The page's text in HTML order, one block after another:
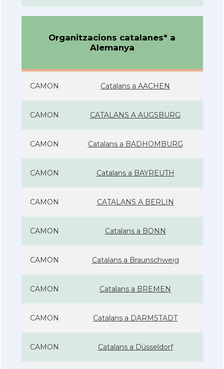
Organitzacions catalanes* a
Alemanya
CAMON Catalans a AACHEN
CAMON CATALANS A AUGSBURG
CAMON Catalans a BADHOMBURG
CAMON Catalans a BAYREUTH
CAMON CATALANS A BERLIN
CAMON Catalans a BONN
CAMON Catalans a Braunschweig
CAMON Catalans a BREMEN
CAMON Catalans a DARMSTADT
CAMON Catalans a Düsseldorf